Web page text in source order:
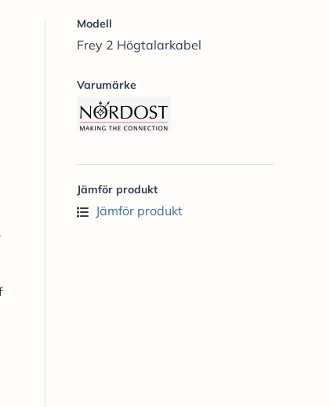
Modell
Frey 2 Högtalarkabel
Varumärke
Jämför produkt
Jämför produkt